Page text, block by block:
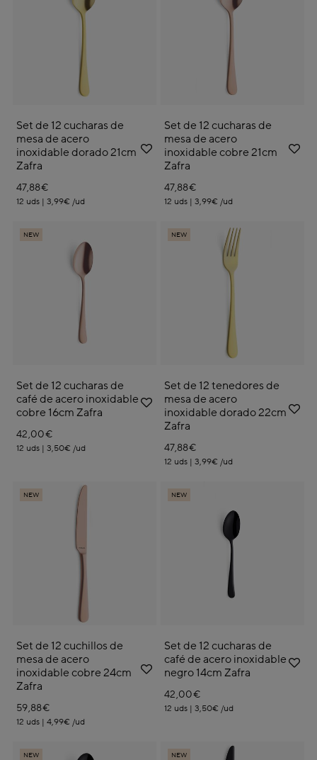
Set de 12 cucharas de
mesa de acero
inoxidable dorado 21cm
Zafra
47,88€
12 uds | 3,99€ /ud
Set de 12 cucharas de
mesa de acero
inoxidable cobre 21cm
Zafra
47,88€
12 uds | 3,99€ /ud
NEW
Set de 12 cucharas de
café de acero inoxidable
cobre 16cm Zafra
42,00€
12 uds | 3,50€ /ud
NEW
Set de 12 tenedores de
mesa de acero
inoxidable dorado 22cm
Zafra
47,88€
12 uds | 3,99€ /ud
NEW
Set de 12 cuchillos de
mesa de acero
inoxidable cobre 24cm
Zafra
59,88€
12 uds | 4,99€ /ud
NEW
Set de 12 cucharas de
café de acero inoxidable
negro 14cm Zafra
42,00€
12 uds | 3,50€ /ud
NEW NEW